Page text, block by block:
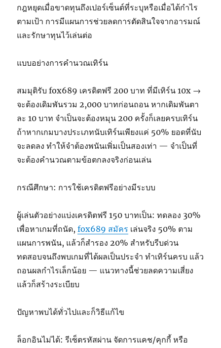
กฎหยุดเมื่อขาดทุนถึงเปอร์เซ็นต์ที่ระบุหรือเมื่อได้กำไร
ตามเป้า การมีแผนการช่วยลดการตัดสินใจจากอารมณ์
และรักษาทุนไว้เล่นต่อ
แบบอย่างการคำนวณเทิร์น
สมมุติรับ fox689 เครดิตฟรี 200 บาท ที่มีเทิร์น 10x →
จะต้องเดิมพันรวม 2,000 บาทก่อนถอน หากเดิมพันตา
ละ 10 บาท จำเป็นจะต้องหมุน 200 ครั้งก็เลยครบเทิร์น
ถ้าหากเกมบางประเภทนับเทิร์นเพียงแค่ 50% ยอดที่นับ
จะลดลง ทำให้จำต้องพนันเพิ่มเป็นสองเท่า — จำเป็นที่
จะต้องคำนวณตามข้อตกลงจริงก่อนเล่น
กรณีศึกษา: การใช้เครดิตฟรีอย่างมีระบบ
ผู้เล่นตัวอย่างแบ่งเครดิตฟรี 150 บาทเป็น: ทดลอง 30%
เพื่อหาเกมที่ถนัด,fox689 สมัคร เล่นจริง 50% ตาม
แผนการพนัน, แล้วก็สำรอง 20% สำหรับรีบด่วน
ทดสอบจนถึงพบเกมที่ได้ผลเป็นประจำ ทำเทิร์นครบ แล้ว
ถอนผลกำไรเล็กน้อย — แนวทางนี้ช่วยลดความเสี่ยง
แล้วก็สร้างระเบียบ
ปัญหาพบได้ทั่วไปและก็วิธีแก้ไข
ล็อกอินไม่ได้: รีเซ็ตรหัสผ่าน จัดการแคช/คุกกี้ หรือ